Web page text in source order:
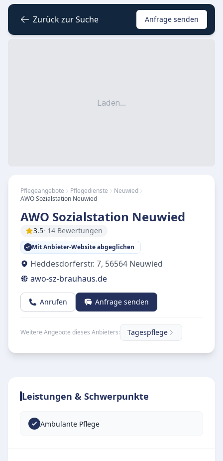
Zurück zur Suche Anfrage senden
Laden...
Pflegeangebote Pflegedienste
Neuwied
AWO Sozialstation Neuwied
AWO Sozialstation Neuwied
3.5· 14 Bewertungen
Mit Anbieter-Website abgeglichen
Heddesdorferstr. 7, 56564 Neuwied
awo-sz-brauhaus.de
Anrufen Anfrage senden
Weitere Angebote dieses Anbieters: Tagespflege
Leistungen & Schwerpunkte
Ambulante Pflege